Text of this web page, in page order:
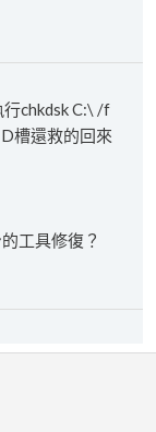
chkdsk C:\ /f
槽還救的回來
工具修復？